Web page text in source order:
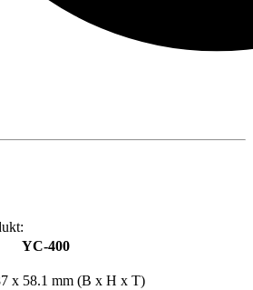
YC-400
x 58.1 mm (B x H x T)